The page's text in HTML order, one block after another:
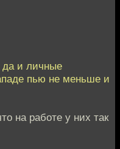
да и личные
пью не меньше и
на работе у них так